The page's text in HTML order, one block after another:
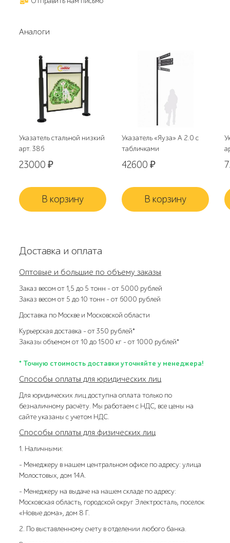
Аналоги
Указатель стальной низкий
арт. 386
23000₽
В корзину
Указатель «Яуза» А 2.0 с
табличками
42600₽
В корзину
Доставка и оплата
Оптовые и большие по объему заказы
Заказ весом от 1,5 до 5 тонн – от 5000 рублей
Заказ весом от 5 до 10 тонн – от 6000 рублей
Доставка по Москве и Московской области
Курьерская доставка – от 350 рублей*
Заказы объемом от 10 до 1500 кг – от 1000 рублей*
* Точную стоимость доставки уточняйте у менеджера!
Способы оплаты для юридических лиц
Для юридических лиц доступна оплата только по
безналичному расчёту. Мы работаем с НДС, все цены на
сайте указаны с учетом НДС.
Способы оплаты для физических лиц
1. Наличными:
- Менеджеру в нашем центральном офисе по адресу: улица
Молостовых, дом 14А.
- Менеджеру на выдаче на нашем складе по адресу:
Московская область, городской округ Электросталь, поселок
«Новые дома», дом 8 Г.
2. По выставленному счету в отделении любого банка.